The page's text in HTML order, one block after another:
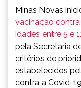
Minas Novas
vacinação
idades entre 5 e
pela Secretaria
critérios de
estabelecidos
contra a Covid-